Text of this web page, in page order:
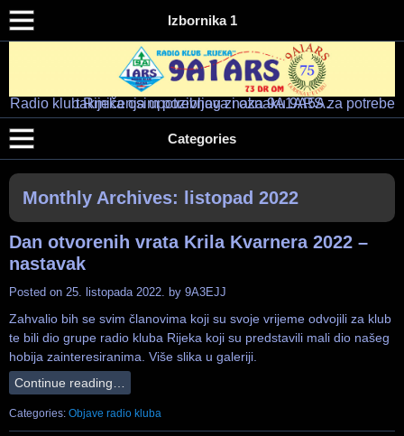
Izbornika 1
Radio klub "RIJEKA" – 9A1ARS – 9A5A
HAM RADIO KLUB RIJEKA
Radio klub Rijeka osim pozivnog znaka 9A1ARS za potrebe takmičenja upotrebljava i oznaku 9A5A.
Categories
Monthly Archives: listopad 2022
Dan otvorenih vrata Krila Kvarnera 2022 –
nastavak
Posted on 25. listopada 2022. by 9A3EJJ
Zahvalio bih se svim članovima koji su svoje vrijeme odvojili za klub
te bili dio grupe radio kluba Rijeka koji su predstavili mali dio našeg
hobija zainteresiranima. Više slika u galeriji.
Continue reading…
Categories: Objave radio kluba